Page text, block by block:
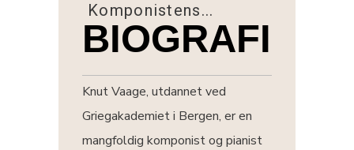
Komponistens...
BIOGRAFI
Knut Vaage, utdannet ved
Griegakademiet i Bergen, er en
mangfoldig komponist og pianist